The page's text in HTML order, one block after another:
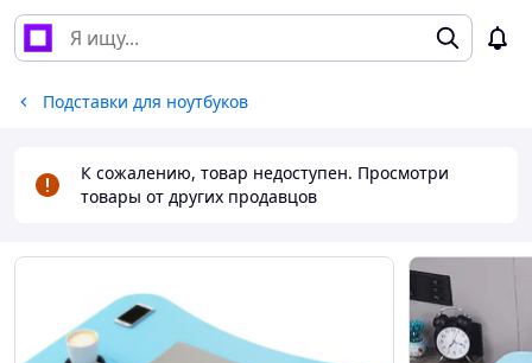
Подставки для ноутбуков
К сожалению, товар недоступен. Просмотри
товары от других продавцов